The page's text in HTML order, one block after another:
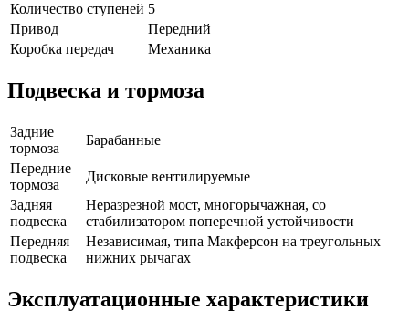
Количество ступеней 5
Привод
Передний
Коробка передач
Механика
Подвеска и тормоза
Задние
тормоза
Барабанные
Передние
тормоза
Дисковые вентилируемые
Задняя
подвеска
Неразрезной мост, многорычажная, со
стабилизатором поперечной устойчивости
Передняя
подвеска
Независимая, типа Макферсон на треугольных
нижних рычагах
Эксплуатационные характеристики